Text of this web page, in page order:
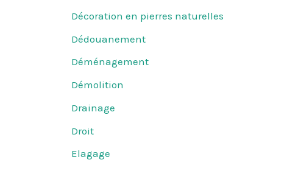
Décoration en pierres naturelles
Dédouanement
Déménagement
Démolition
Drainage
Droit
Elagage